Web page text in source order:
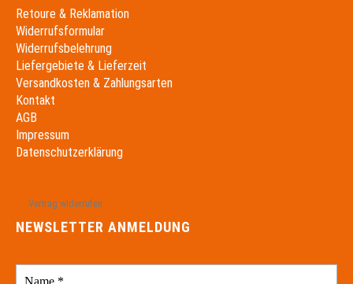
Retoure & Reklamation
Widerrufsformular
Widerrufsbelehrung
Liefergebiete & Lieferzeit
Versandkosten & Zahlungsarten
Kontakt
AGB
Impressum
Datenschutzerklärung
Vertrag widerrufen
NEWSLETTER ANMELDUNG